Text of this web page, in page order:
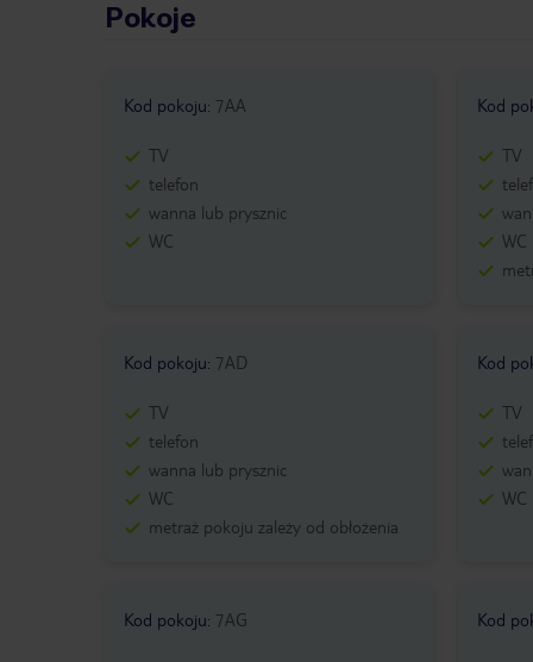
Pokoje
Kod pokoju: 7AA
TV
telefon
wanna lub prysznic
WC
Kod
TV
WC
Kod pokoju: 7AD
TV
telefon
wanna lub prysznic
WC
metraż pokoju zależy od obłożenia
Kod
TV
WC
Kod pokoju: 7AG Kod